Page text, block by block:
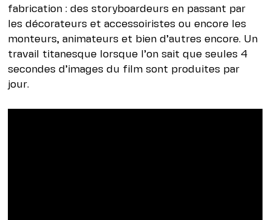
fabrication : des storyboardeurs en passant par
les décorateurs et accessoiristes ou encore les
monteurs, animateurs et bien d’autres encore. Un
travail titanesque lorsque l’on sait que seules 4
secondes d’images du film sont produites par
jour.